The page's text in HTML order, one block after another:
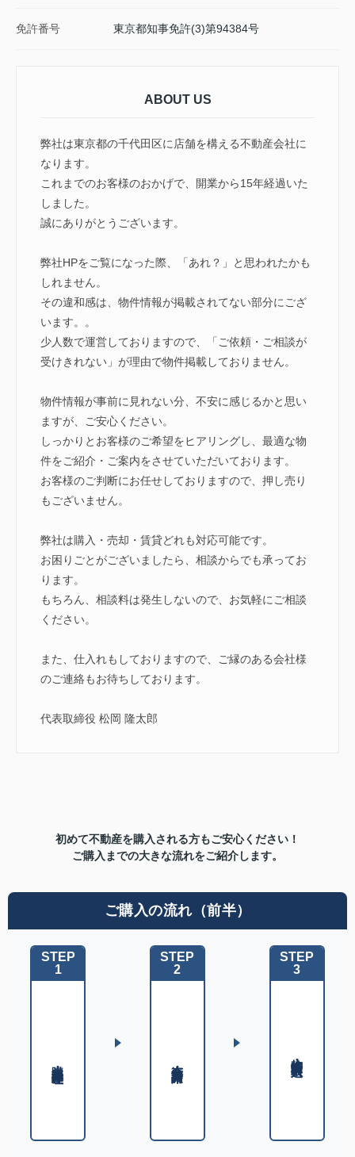
免許番号 東京都知事免許(3)第94384号
ABOUT US
弊社は東京都の千代田区に店舗を構える不動産会社に
なります。
これまでのお客様のおかげで、開業から15年経過いた
しました。
誠にありがとうございます。
弊社HPをご覧になった際、「あれ？」と思われたかも
しれません。
その違和感は、物件情報が掲載されてない部分にござ
います。。
少人数で運営しておりますので、「ご依頼・ご相談が
受けきれない」が理由で物件掲載しておりません。
物件情報が事前に見れない分、不安に感じるかと思い
ますが、ご安心ください。
しっかりとお客様のご希望をヒアリングし、最適な物
件をご紹介・ご案内をさせていただいております。
お客様のご判断にお任せしておりますので、押し売り
もございません。
弊社は購入・売却・賃貸どれも対応可能です。
お困りごとがございましたら、相談からでも承ってお
ります。
もちろん、相談料は発生しないので、お気軽にご相談
ください。
また、仕入れもしておりますので、ご縁のある会社様
のご連絡もお待ちしております。
代表取締役 松岡 隆太郎
初めて不動産を購入される方もご安心ください！
ご購入までの大きな流れをご紹介します。
ご購入の流れ（前半）
STEP
1
STEP
2
STEP
3
物件紹介・購入申込み